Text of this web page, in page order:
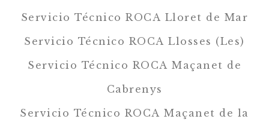
Servicio Técnico ROCA Lloret de Mar
Servicio Técnico ROCA Llosses (Les)
Servicio Técnico ROCA Maçanet de
Cabrenys
Servicio Técnico ROCA Maçanet de la